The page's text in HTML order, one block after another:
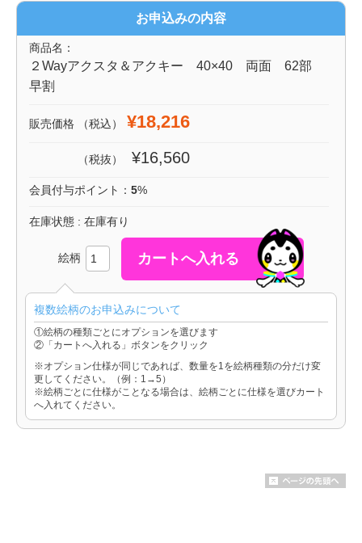
お申込みの内容
商品名：
２Wayアクスタ＆アクキー 40×40 両面 62部
早割
販売価格 （税込） ¥18,216
（税抜） ¥16,560
会員付与ポイント： 5%
在庫状態 : 在庫有り
絵柄
複数絵柄のお申込みについて
①絵柄の種類ごとにオプションを選びます
②「カートへ入れる」ボタンをクリック
※オプション仕様が同じであれば、数量を1を絵柄種類の分だけ変
更してください。（例：1→5）
※絵柄ごとに仕様がことなる場合は、絵柄ごとに仕様を選びカート
へ入れてください。